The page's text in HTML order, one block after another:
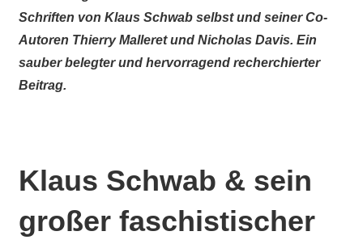
Schriften von Klaus Schwab selbst und seiner Co-
Autoren Thierry Malleret und Nicholas Davis. Ein
sauber belegter und hervorragend recherchierter
Beitrag.
Klaus Schwab & sein
großer faschistischer